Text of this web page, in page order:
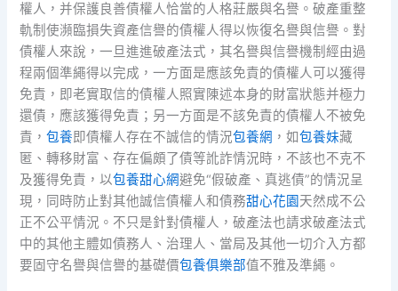
權人，并保護良善債權人恰當的人格莊嚴與名譽。破產重整
軌制使瀕臨損失資產信譽的債權人得以恢復名譽與信譽。對
債權人來說，一旦進進破產法式，其名譽與信譽機制經由過
程兩個準繩得以完成，一方面是應該免責的債權人可以獲得
免責，即老實取信的債權人照實陳述本身的財富狀態并極力
還債，應該獲得免責；另一方面是不該免責的債權人不被免
責，包養即債權人存在不誠信的情況包養網 ，如包養妹藏
匿、轉移財富、存在偏頗了債等訛詐情況時，不該也不克不
及獲得免責，以包養甜心網避免“假破產、真逃債”的情況呈
現，同時防止對其他誠信債權人和債務甜心花園天然成不公
正不公平情況。不只是針對債權人，破產法也請求破產法式
中的其他主體如債務人、治理人、當局及其他一切介入方都
要固守名譽與信譽的基礎價包養俱樂部值不雅及準繩。